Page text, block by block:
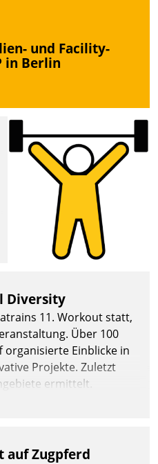
und Facility-
in Berlin
Diversity
11. Workout statt,
Über 100
Einblicke in
Projekte. Zuletzt
ermittelt.
auf Zugpferd